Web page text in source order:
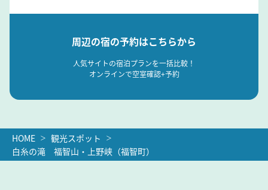
周辺の宿の予約はこちらから
人気サイトの宿泊プランを一括比較！
オンラインで空室確認+予約
HOME
観光スポット
白糸の滝 福智山・上野峡（福智町）